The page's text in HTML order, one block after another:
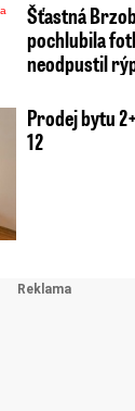
Šťastná
pochlubila
neodpustil
Prodej bytu
12